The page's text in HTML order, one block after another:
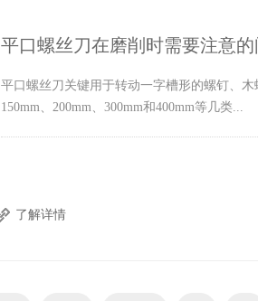
平口螺丝刀在磨削时需要注意的
平口螺丝刀关键用于转动一字槽形的螺钉、
150mm、200mm、300mm和400mm等几类...
了解详情